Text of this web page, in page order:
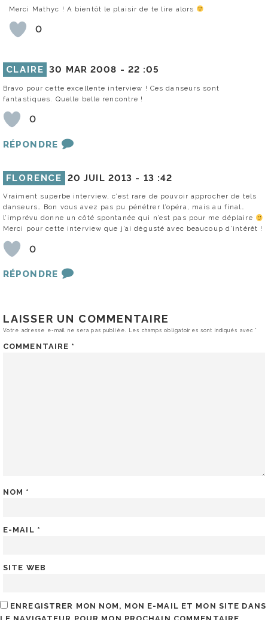
Merci Mathyc ! A bientôt le plaisir de te lire alors
0
CLAIRE 30 MAR 2008 - 22 :05
Bravo pour cette excellente interview ! Ces danseurs sont
fantastiques. Quelle belle rencontre !
0
RÉPONDRE
FLORENCE 20 JUIL 2013 - 13 :42
Vraiment superbe interview, c’est rare de pouvoir approcher de tels
danseurs… Bon vous avez pas pu pénétrer l’opéra, mais au final…
l’imprévu donne un côté spontanée qui n’est pas pour me déplaire
Merci pour cette interview que j’ai dégusté avec beaucoup d’intérêt !
0
RÉPONDRE
LAISSER UN COMMENTAIRE
Votre adresse e-mail ne sera pas publiée. Les champs obligatoires sont indiqués avec*
COMMENTAIRE *
NOM *
E-MAIL *
SITE WEB
ENREGISTRER MON NOM, MON E-MAIL ET MON SITE DANS